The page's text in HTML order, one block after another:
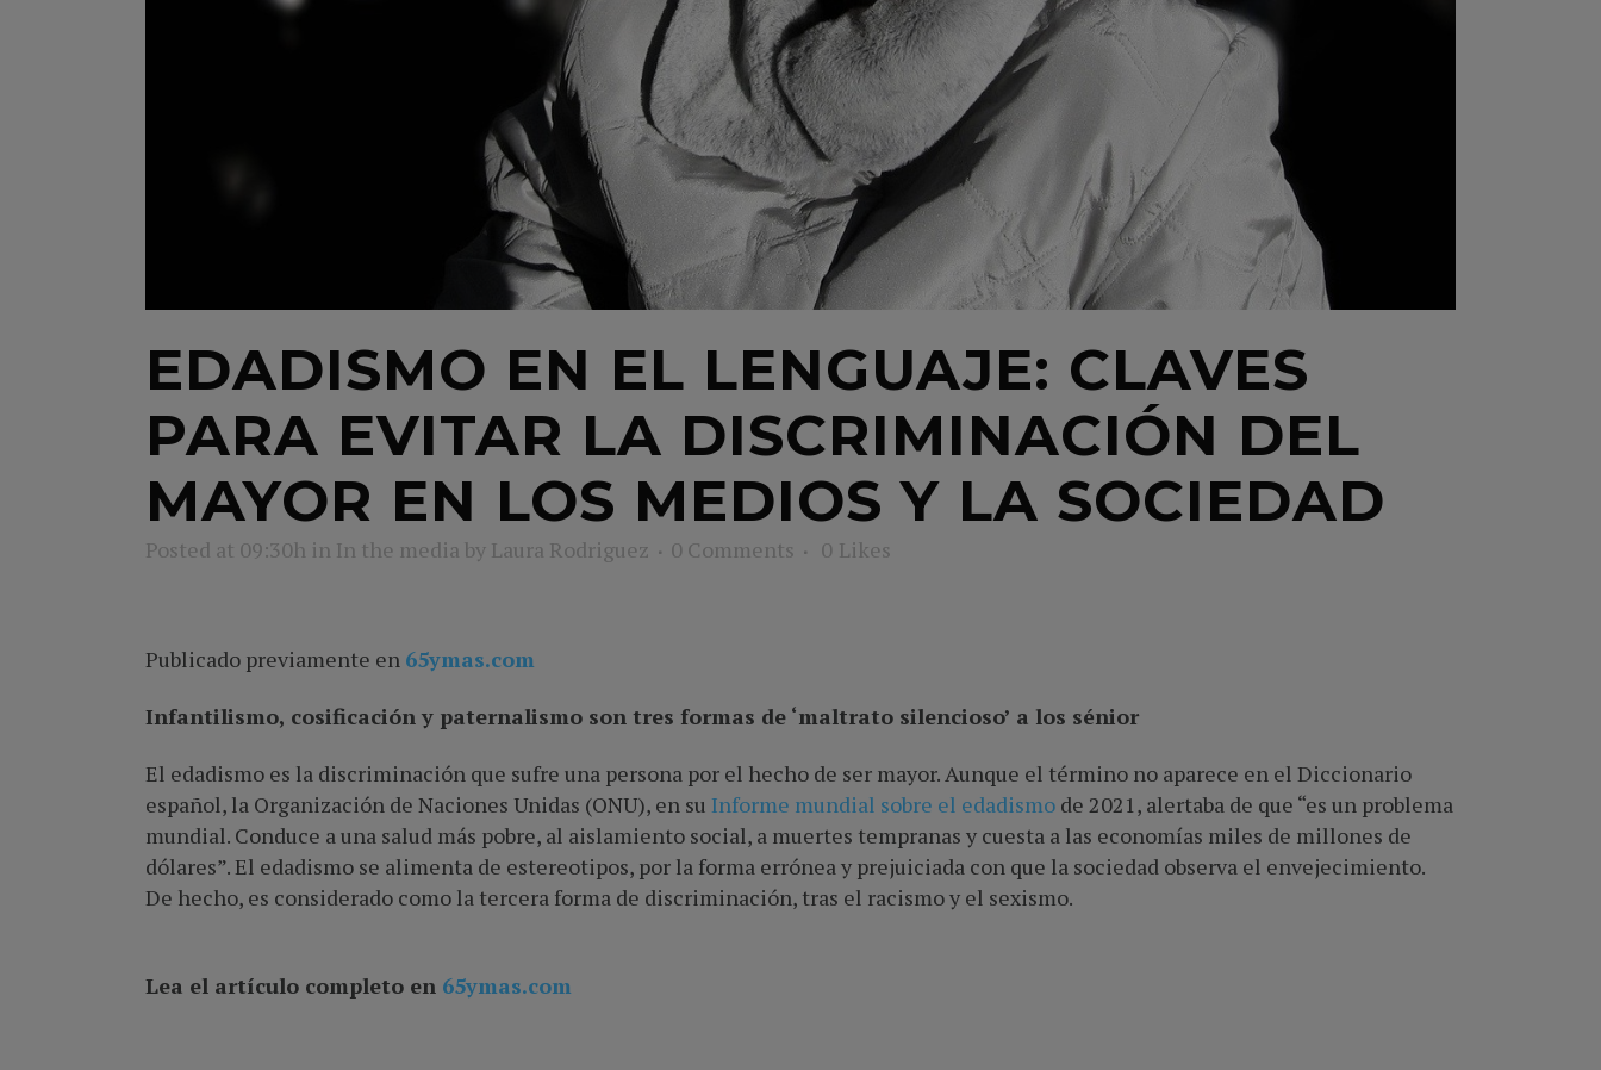
EDADISMO EN EL LENGUAJE: CLAVES
PARA EVITAR LA DISCRIMINACIÓN DEL
MAYOR EN LOS MEDIOS Y LA SOCIEDAD
Posted at 09:30h in In the media by Laura Rodriguez 0 Comments 0 Likes
Publicado previamente en 65ymas.com
Infantilismo, cosificación y paternalismo son tres formas de ‘maltrato silencioso’ a los sénior
El edadismo es la discriminación que sufre una persona por el hecho de ser mayor. Aunque el término no aparece en el Diccionario
español, la Organización de Naciones Unidas (ONU), en su Informe mundial sobre el edadismo de 2021, alertaba de que “es un problema
mundial. Conduce a una salud más pobre, al aislamiento social, a muertes tempranas y cuesta a las economías miles de millones de
dólares”. El edadismo se alimenta de estereotipos, por la forma errónea y prejuiciada con que la sociedad observa el envejecimiento.
De hecho, es considerado como la tercera forma de discriminación, tras el racismo y el sexismo.
Lea el artículo completo en 65ymas.com